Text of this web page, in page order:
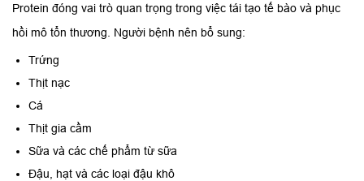
Protein đóng vai trò quan trọng trong việc tái tạo tế bào và phục
hồi mô tổn thương. Người bệnh nên bổ sung:
Trứng
Thịt nạc
Cá
Thịt gia cầm
Sữa và các chế phẩm từ sữa
Đậu, hạt và các loại đậu khô